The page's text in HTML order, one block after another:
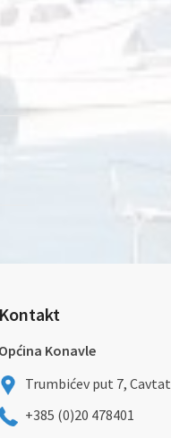
Konavle
Trumbićev put 7, Cavtat
+385 (0)20 478401